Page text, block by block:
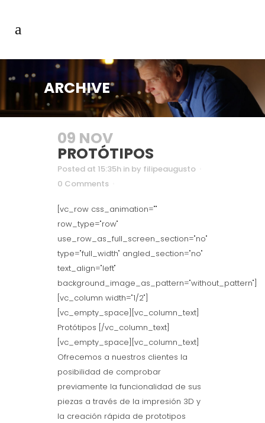
ARCHIVE
09 NOV
PROTÓTIPOS
Posted at 15:35h in by filipeaugusto
0 Comments
[vc_row css_animation=""
row_type="row"
use_row_as_full_screen_section="no"
type="full_width" angled_section="no"
text_align="left"
background_image_as_pattern="without_pattern"]
[vc_column width="1/2"]
[vc_empty_space][vc_column_text]
Protótipos [/vc_column_text]
[vc_empty_space][vc_column_text]
Ofrecemos a nuestros clientes la
posibilidad de comprobar
previamente la funcionalidad de sus
piezas a través de la impresión 3D y
la creación rápida de prototipos